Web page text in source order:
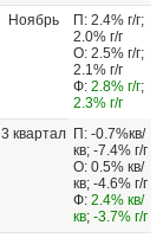
Ноябрь
П: 2.4% г/г;
2.0% г/г
О: 2.5% г/г;
2.1% г/г
Ф: 2.8% г/г;
2.3% г/г
3 квартал П: -0.7%кв/
кв; -7.4% г/г
О: 0.5% кв/
кв; -4.6% г/г
Ф: 2.4% кв/
кв; -3.7% г/г